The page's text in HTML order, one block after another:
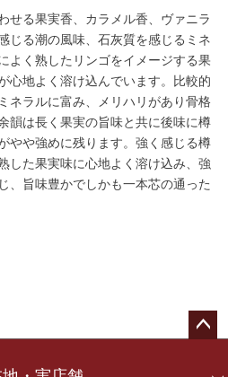
せる果実香、カラメル香、ヴァニラ
じる潮の風味、石灰質を感じるミネ
よく熟したリンゴをイメージする果
心地よく溶け込んでいます。比較的
ネラルに富み、メリハリがあり骨格
韻は長く果実の旨味と共に後味に樽
やや強めに残ります。強く感じる樽
した果実味に心地よく溶け込み、強
、旨味豊かでしかも一本芯の通った